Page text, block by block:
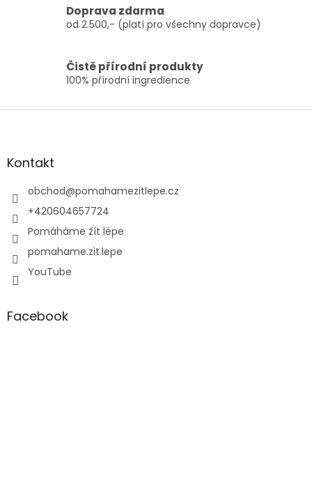
Doprava zdarma
od 2.500,- (platí pro všechny dopravce)
Čistě přírodní produkty
100% přírodní ingredience
Z
aKontakt
obchod@pomahamezitlepe.cz
+420604657724
Pomáháme žít lépe
pomahame.zit.lepe
YouTube
Facebook